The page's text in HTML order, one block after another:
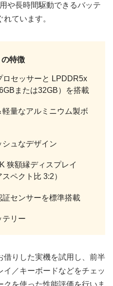
や長時間駆動できるバッテ
ています。
特徴
ロセッサーと LPDDR5x
または32GB）を搭載
量なアルミニウム製ボ
ュなデザイン
狭額縁ディスプレイ
ペクト比 3:2）
センサーを標準搭載
テリー
借りした実機を試用し、前半
／キーボードなどをチェッ
を使った性能評価を行いま